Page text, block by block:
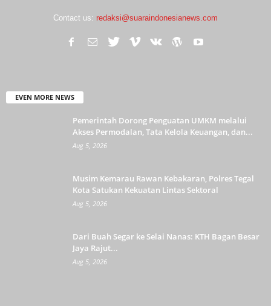
Contact us: redaksi@suaraindonesianews.com
EVEN MORE NEWS
Pemerintah Dorong Penguatan UMKM melalui
Akses Permodalan, Tata Kelola Keuangan, dan...
Aug 5, 2026
Musim Kemarau Rawan Kebakaran, Polres Tegal
Kota Satukan Kekuatan Lintas Sektoral
Aug 5, 2026
Dari Buah Segar ke Selai Nanas: KTH Bagan Besar
Jaya Rajut...
Aug 5, 2026